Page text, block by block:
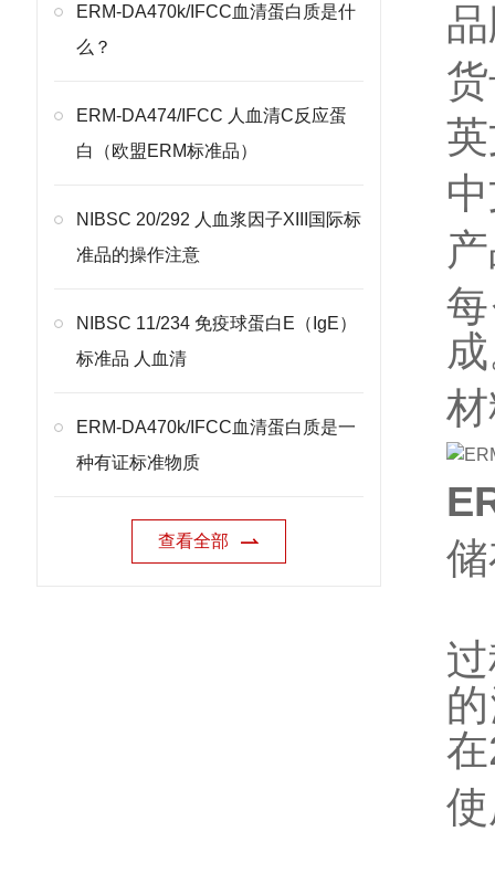
ERM-DA470k/IFCC血清蛋白质是什
么？
ERM-DA474/IFCC 人血清C反应蛋
白（欧盟ERM标准品）
NIBSC 20/292 人血浆因子XIII国际标
准品的操作注意
NIBSC 11/234 免疫球蛋白E（IgE）
标准品 人血清
ERM-DA470k/IFCC血清蛋白质是一
种有证标准物质
查看全部